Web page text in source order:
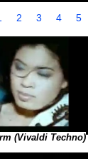
2 3 4 5
(Vivaldi Techno)